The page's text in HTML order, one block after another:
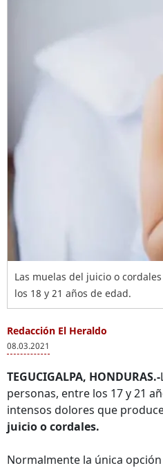
Las muelas del juicio o
los 18 y 21 años de edad.
Redacción El Heraldo
08.03.2021
TEGUCIGALPA, HONDURAS.-
personas, entre los 17 y 21
intensos dolores que
juicio o cordales.
Normalmente la única